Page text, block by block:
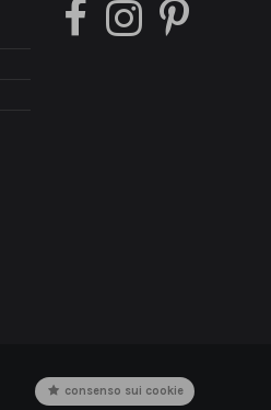
consenso sui cookie